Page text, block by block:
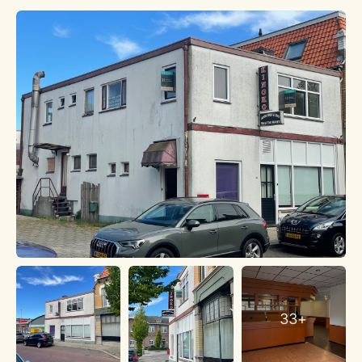
Woningen, het centraal station van Winterswijk en een
tankstation.
Vrij parkeren in de straat van het pand.
BESTEMMING/GEBRUIK
Voor het object geldt horeca. In de voorschriften omtrent
toelichting van deze aanduiding staat dat de met horeca
aangewezen gronden bestemd zijn voor horecavestigingen,
met uitzondering van bar-dancings, nachtclubs, coffeeshops
en discotheken.
OPPERVLAKTE
De totale m² van het object bedraagt 351,98 m². Meetrapport
conform NEN 2580 is op aanvraag beschikbaar.
WOONRUIMTE
Er is wel woonruimte aanwezig. De woning beschikt over een
eigen ingang aan de achterkant van het pand. Er zijn 7
slaapkamers een keuken en een badkamer aanwezig.
33+